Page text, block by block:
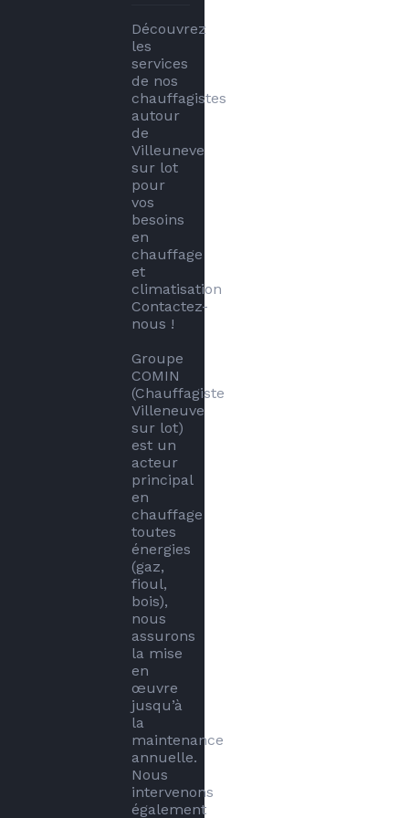
Découvrez
les
services
de nos
chauffagistes
autour
de
Villeuneve
sur lot
pour
vos
besoins
en
chauffage
et
climatisation
Contactez-
nous !
Groupe
COMIN
(Chauffagiste
Villeneuve
sur lot)
est un
acteur
principal
en
chauffage
toutes
énergies
(gaz,
fioul,
bois),
nous
assurons
la mise
en
œuvre
jusqu’à
la
maintenance
annuelle.
Nous
intervenons
également